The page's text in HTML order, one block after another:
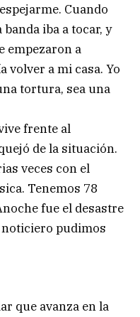
Cuando
iba a tocar, y
empezaron a
volver a mi casa. Yo
tortura, sea una
frente al
de la situación.
veces con el
Tenemos 78
fue el desastre
noticiero pudimos
que avanza en la